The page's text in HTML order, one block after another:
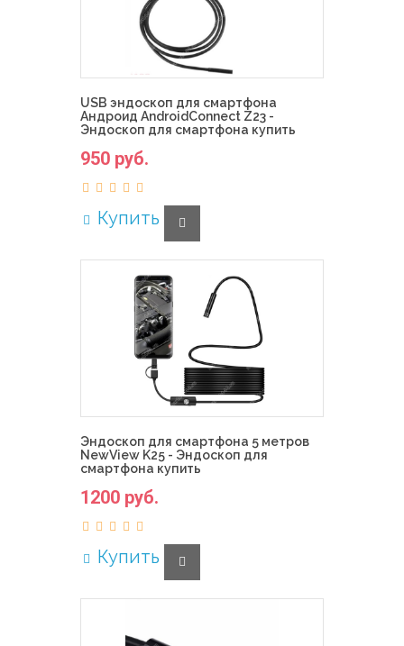
USB эндоскоп для смартфона
Андроид AndroidConnect Z23 -
Эндоскоп для смартфона купить
950 руб.
Купить
Эндоскоп для смартфона 5 метров
NewView K25 - Эндоскоп для
смартфона купить
1200 руб.
Купить